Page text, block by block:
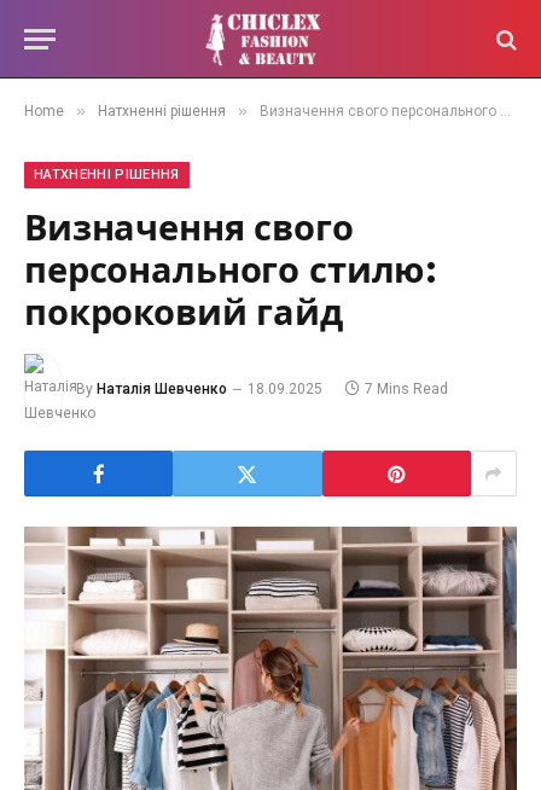
Home » Натхненні рішення » Визначення свого персонального стилю: покроковий гайд
НАТХНЕННІ РІШЕННЯ
Визначення свого
персонального стилю:
покроковий гайд
By Наталія Шевченко 18.09.2025 7 Mins Read